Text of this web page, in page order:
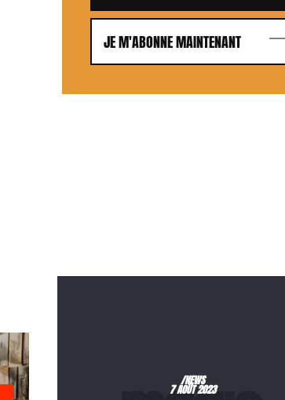
JE M'ABONNE MAINTENANT
/NEWS
7 AOÛT 2023